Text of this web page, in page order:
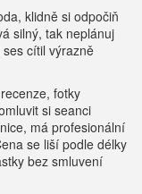
klidně si odpočiň
silný, tak neplánuj
cítil výrazně
fotky
si seanci
má profesionální
se liší podle délky
bez smluvení